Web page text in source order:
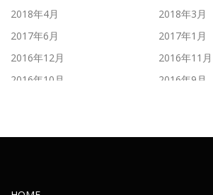
2018年4月
2018年3月
2017年6月
2017年1月
2016年12月
2016年11月
2016年10月
2016年9月
2015年11月